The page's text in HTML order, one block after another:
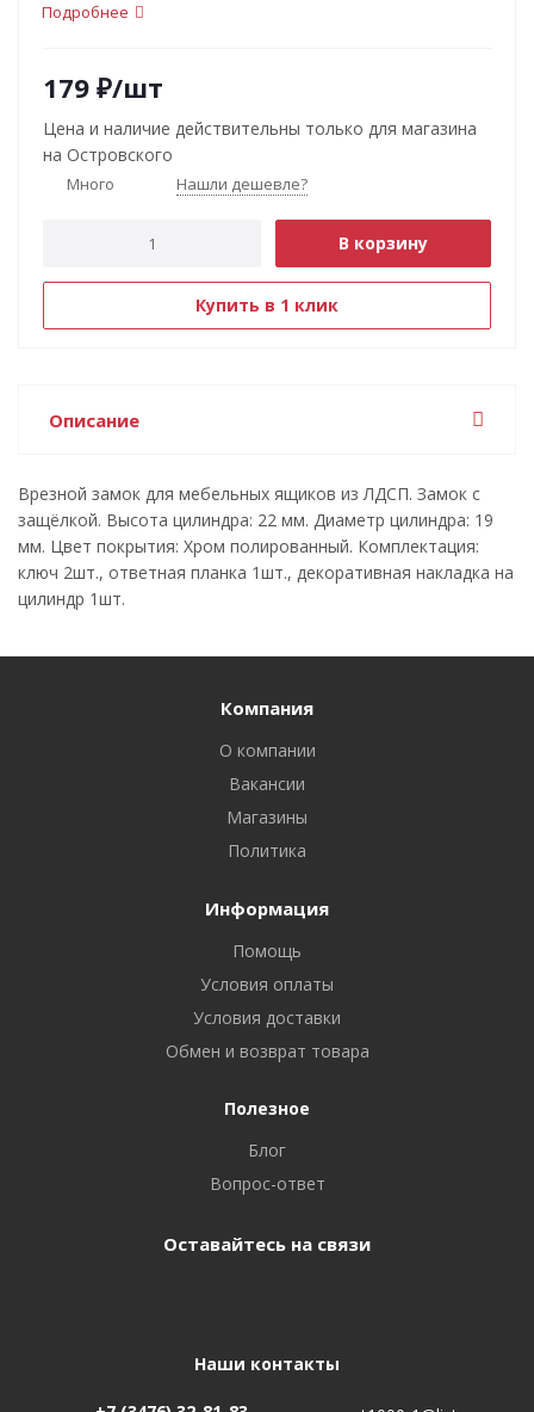
Подробнее
179 ₽/шт
Цена и наличие действительны только для магазина
на Островского
Много Нашли дешевле?
В корзину
Купить в 1 клик
Описание
Врезной замок для мебельных ящиков из ЛДСП. Замок с
защёлкой. Высота цилиндра: 22 мм. Диаметр цилиндра: 19
мм. Цвет покрытия: Хром полированный. Комплектация:
ключ 2шт., ответная планка 1шт., декоративная накладка на
цилиндр 1шт.
Компания
О компании
Вакансии
Магазины
Политика
Информация
Помощь
Условия оплаты
Условия доставки
Обмен и возврат товара
Полезное
Блог
Вопрос-ответ
Оставайтесь на связи
Наши контакты